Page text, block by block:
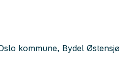
kommune, Bydel Østensjø